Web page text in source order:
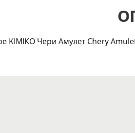
KIMIKO Чери Амулет Chery